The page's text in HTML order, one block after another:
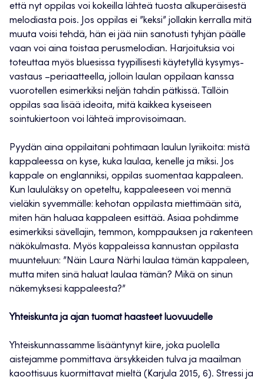
että nyt oppilas voi kokeilla lähteä tuosta alkuperäisestä
melodiasta pois. Jos oppilas ei ”keksi” jollakin kerralla mitä
muuta voisi tehdä, hän ei jää niin sanotusti tyhjän päälle
vaan voi aina toistaa perusmelodian. Harjoituksia voi
toteuttaa myös bluesissa tyypillisesti käytetyllä kysymys-
vastaus –periaatteella, jolloin laulan oppilaan kanssa
vuorotellen esimerkiksi neljän tahdin pätkissä. Tällöin
oppilas saa lisää ideoita, mitä kaikkea kyseiseen
sointukiertoon voi lähteä improvisoimaan.
Pyydän aina oppilaitani pohtimaan laulun lyriikoita: mistä
kappaleessa on kyse, kuka laulaa, kenelle ja miksi. Jos
kappale on englanniksi, oppilas suomentaa kappaleen.
Kun laululäksy on opeteltu, kappaleeseen voi mennä
vieläkin syvemmälle: kehotan oppilasta miettimään sitä,
miten hän haluaa kappaleen esittää. Asiaa pohdimme
esimerkiksi sävellajin, temmon, komppauksen ja rakenteen
näkökulmasta. Myös kappaleissa kannustan oppilasta
muunteluun: ”Näin Laura Närhi laulaa tämän kappaleen,
mutta miten sinä haluat laulaa tämän? Mikä on sinun
näkemyksesi kappaleesta?”
Yhteiskunta ja ajan tuomat haasteet luovuudelle
Yhteiskunnassamme lisääntynyt kiire, joka puolella
aistejamme pommittava ärsykkeiden tulva ja maailman
kaoottisuus kuormittavat mieltä (Karjula 2015, 6). Stressi ja